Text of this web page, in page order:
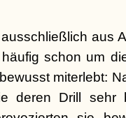
aus
schon um
miterlebt:
deren Drill